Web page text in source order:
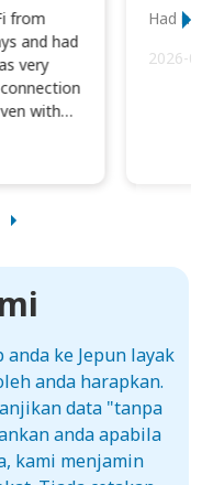
from
and had
very
with
Had
2026-
ke Jepun layak
anda harapkan.
data "tanpa
anda apabila
kami menjamin